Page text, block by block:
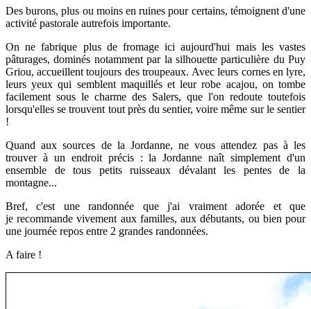
Des burons, plus ou moins en ruines pour certains, témoignent d'une
activité pastorale autrefois importante.
On ne fabrique plus de fromage ici aujourd'hui mais les vastes
pâturages, dominés notamment par la silhouette particulière du Puy
Griou, accueillent toujours des troupeaux. Avec leurs cornes en lyre,
leurs yeux qui semblent maquillés et leur robe acajou, on tombe
facilement sous le charme des Salers, que l'on redoute toutefois
lorsqu'elles se trouvent tout près du sentier, voire même sur le sentier
!
Quand aux sources de la Jordanne, ne vous attendez pas à les
trouver à un endroit précis : la Jordanne naît simplement d'un
ensemble de tous petits ruisseaux dévalant les pentes de la
montagne...
Bref, c'est une randonnée que j'ai vraiment adorée et que
jerecommande vivement aux familles, aux débutants, ou bien pour
une journée repos entre 2 grandes randonnées.
A faire !